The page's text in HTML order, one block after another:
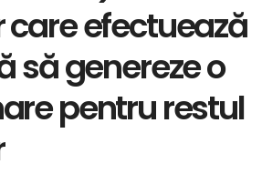
efectuează
să genereze o
pentru restul